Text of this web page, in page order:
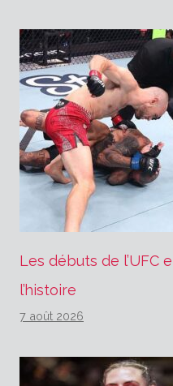
Les débuts de l’UFC
l’histoire
7 août 2026